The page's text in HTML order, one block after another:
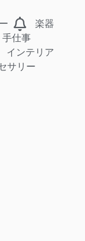
楽器
手仕事
インテリア
サリー